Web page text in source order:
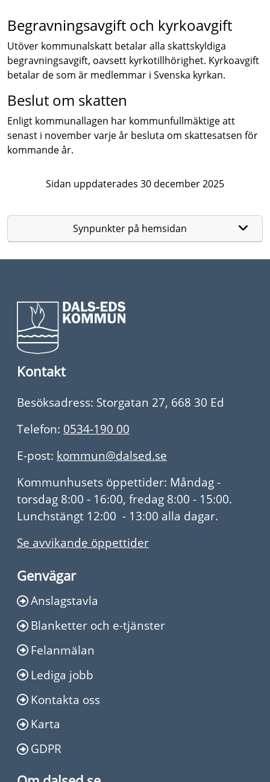
Begravningsavgift och kyrkoavgift
Utöver kommunalskatt betalar alla skattskyldiga
begravningsavgift, oavsett kyrkotillhörighet. Kyrkoavgift
betalar de som är medlemmar i Svenska kyrkan.
Beslut om skatten
Enligt kommunallagen har kommunfullmäktige att
senast i november varje år besluta om skattesatsen för
kommande år.
Sidan uppdaterades 30 december 2025
Synpunkter på hemsidan
Kontakt
Besöksadress: Storgatan 27, 668 30 Ed
Telefon: 0534-190 00
E-post: kommun@dalsed.se
Kommunhusets öppettider: Måndag -
torsdag 8:00 - 16:00, fredag 8:00 - 15:00.
Lunchstängt 12:00 - 13:00 alla dagar.
Se avvikande öppettider
Genvägar
Anslagstavla
Blanketter och e-tjänster
Felanmälan
Lediga jobb
Kontakta oss
Karta
GDPR